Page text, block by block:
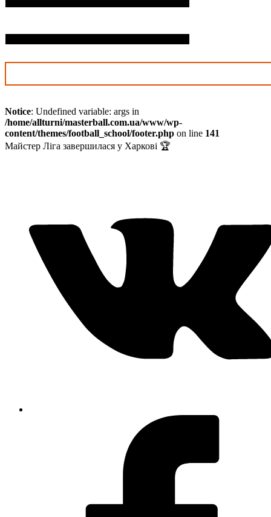
Notice: Undefined variable: args in
/home/allturni/masterball.com.ua/www/wp-
content/themes/football_school/footer.php on line 141
Майстер Ліга завершилася у Харкові 🏆